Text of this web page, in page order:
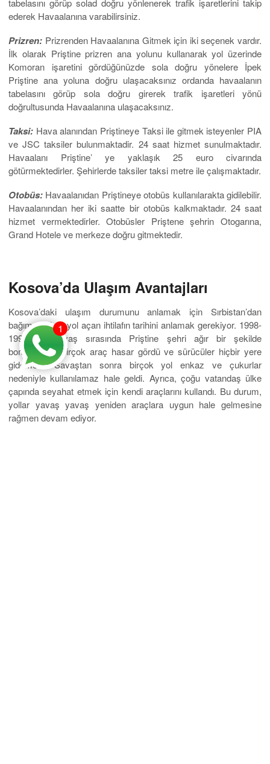
tabelasını görüp solad doğru yönlenerek trafik işaretlerini takip
ederek Havaalanına varabilirsiniz.
Prizren: Prizrenden Havaalanına Gitmek için iki seçenek vardır.
İlk olarak Priştine prizren ana yolunu kullanarak yol üzerinde
Komoran işaretini gördüğünüzde sola doğru yönelere İpek
Priştine ana yoluna doğru ulaşacaksınız ordanda havaalanın
tabelasını görüp sola doğru girerek trafik işaretleri yönü
doğrultusunda Havaalanına ulaşacaksınız.
Taksi: Hava alanından Priştineye Taksi ile gitmek isteyenler PIA
ve JSC taksiler bulunmaktadir. 24 saat hizmet sunulmaktadır.
Havaalanı Priştine’ ye yaklaşık 25 euro civarında
götürmektedirler. Şehirlerde taksiler taksi metre ile çalışmaktadır.
Otobüs: Havaalanıdan Priştineye otobüs kullanılarakta gidilebilir.
Havaalanından her iki saatte bir otobüs kalkmaktadır. 24 saat
hizmet vermektedirler. Otobüsler Priştene şehrin Otogarına,
Grand Hotele ve merkeze doğru gitmektedir.
Kosova’da Ulaşım Avantajları
Kosova’daki ulaşım durumunu anlamak için Sırbistan’dan
bağımsızlığına yol açan ihtilafın tarihini anlamak gerekiyor. 1998-
1999’daki savaş sırasında Priştine şehri ağır bir şekilde
bombalandı. Birçok araç hasar gördü ve sürücüler hiçbir yere
gidemedi. Savaştan sonra birçok yol enkaz ve çukurlar
nedeniyle kullanılamaz hale geldi. Ayrıca, çoğu vatandaş ülke
çapında seyahat etmek için kendi araçlarını kullandı. Bu durum,
yollar yavaş yavaş yeniden araçlara uygun hale gelmesine
rağmen devam ediyor.
1